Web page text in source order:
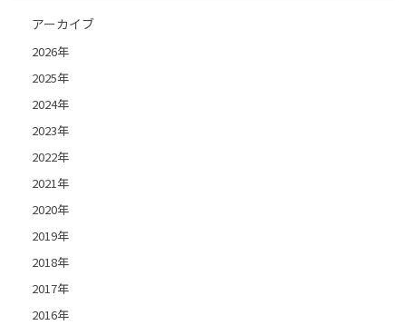
アーカイブ
2026年
2025年
2024年
2023年
2022年
2021年
2020年
2019年
2018年
2017年
2016年